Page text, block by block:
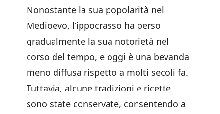
Nonostante la sua popolarità nel
Medioevo, l’ippocrasso ha perso
gradualmente la sua notorietà nel
corso del tempo, e oggi è una bevanda
meno diffusa rispetto a molti secoli fa.
Tuttavia, alcune tradizioni e ricette
sono state conservate, consentendo a